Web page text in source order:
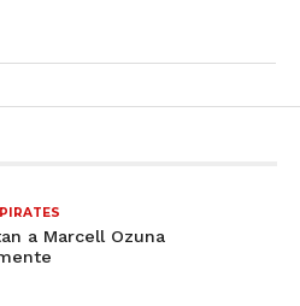
a Marcell Ozuna